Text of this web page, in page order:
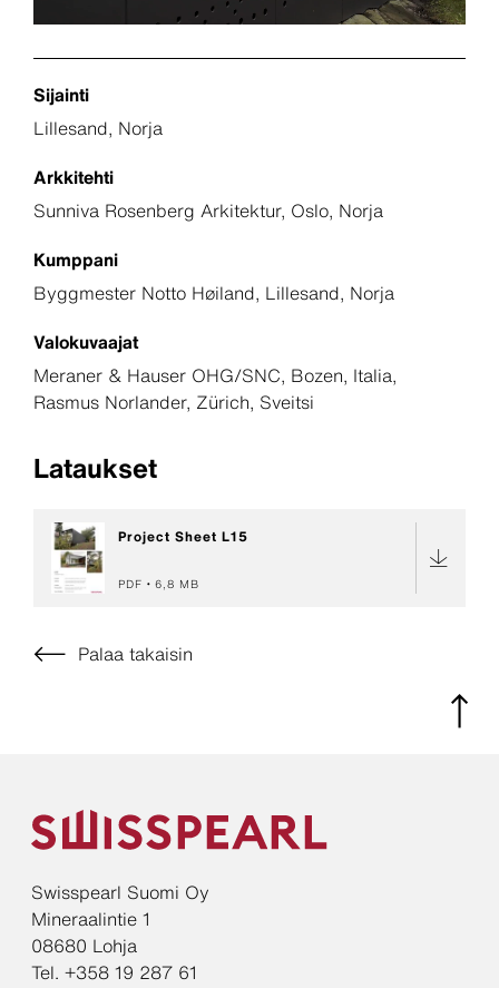
Sijainti
Lillesand, Norja
Arkkitehti
Sunniva Rosenberg Arkitektur, Oslo, Norja
Kumppani
Byggmester Notto Høiland, Lillesand, Norja
Valokuvaajat
Meraner & Hauser OHG/SNC, Bozen, Italia,
Rasmus Norlander, Zürich, Sveitsi
Lataukset
Project Sheet L15
PDF 6,8 MB
Palaa takaisin
Swisspearl Suomi Oy
Mineraalintie 1
08680 Lohja
Tel. +358 19 287 61